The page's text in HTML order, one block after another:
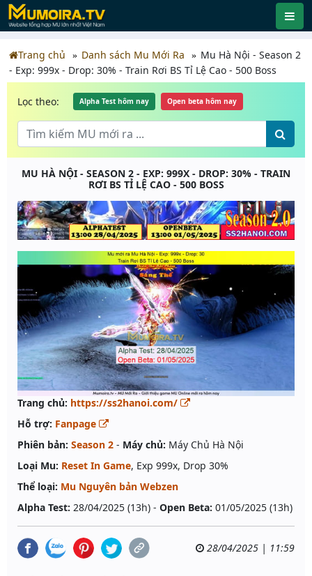
Trang chủ Danh sách Mu Mới Ra
Mu Hà Nội - Season 2
- Exp: 999x - Drop: 30% - Train Rơi BS Tỉ Lệ Cao - 500 Boss
Lọc theo: Alpha Test hôm nay Open beta hôm nay
MU HÀ NỘI - SEASON 2 - EXP: 999X - DROP: 30% - TRAIN
RƠI BS TỈ LỆ CAO - 500 BOSS
Trang chủ: https://ss2hanoi.com/
Hỗ trợ: Fanpage
Phiên bản: Season 2 - Máy chủ: Máy Chủ Hà Nội
Loại Mu: Reset In Game, Exp 999x, Drop 30%
Thể loại: Mu Nguyên bản Webzen
Alpha Test: 28/04/2025 (13h) - Open Beta: 01/05/2025 (13h)
28/04/2025 | 11:59